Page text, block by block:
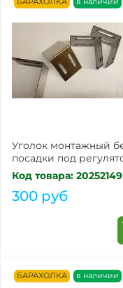
Уголок монтажный
посадки под
Код товара: 20252149
300 руб
БАРАХОЛКА в наличии